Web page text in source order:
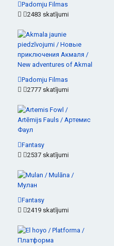
Padomju Filmas
2483 skatījumi
Padomju Filmas
2777 skatījumi
Fantasy
2537 skatījumi
Fantasy
2419 skatījumi